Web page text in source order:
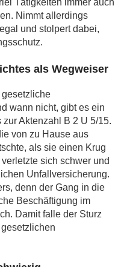
Tätigkeiten immer auch
Nimmt allerdings
und stolpert dabei,
als Wegweiser
wann nicht, gibt es ein
Aktenzahl B 2 U 5/15.
von zu Hause aus
als sie einen Krug
sich schwer und
Unfallversicherung.
denn der Gang in die
Beschäftigung im
Damit falle der Sturz